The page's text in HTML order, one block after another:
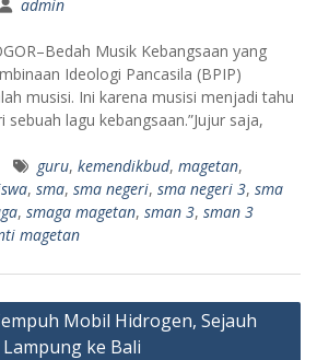
admin
Musik Kebangsaan yang
Ideologi Pancasila (BPIP)
musisi. Ini karena musisi menjadi tahu
sebuah lagu kebangsaan.”Jujur saja,
guru, kemendikbud, magetan,
, sma, sma negeri, sma negeri 3, sma
, smaga magetan, sman 3, sman 3
magetan
Mobil Hidrogen, Sejauh
Lampung ke Bali